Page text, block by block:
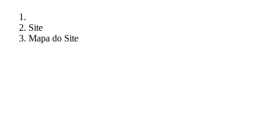
Site
Mapa do Site